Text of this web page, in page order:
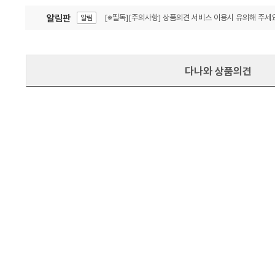
알림판 알림 [※필독][주의사항] 상품의견 서비스 이용시 유의해 주세
다나와 상품의견